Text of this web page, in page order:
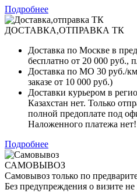
Подробнее
ДОСТАВКА,ОТПРАВКА ТК
Доставка по Москве в
бесплатно от 20 000 руб.,
Доставка по МО 30 руб./
заказе от 10 000 руб.)
Доставки курьером в
Казахстан нет. Только
полной предоплате под
Наложенного платежа нет!
Подробнее
САМОВЫВОЗ
Самовывоз только по
Без предупреждения о визите